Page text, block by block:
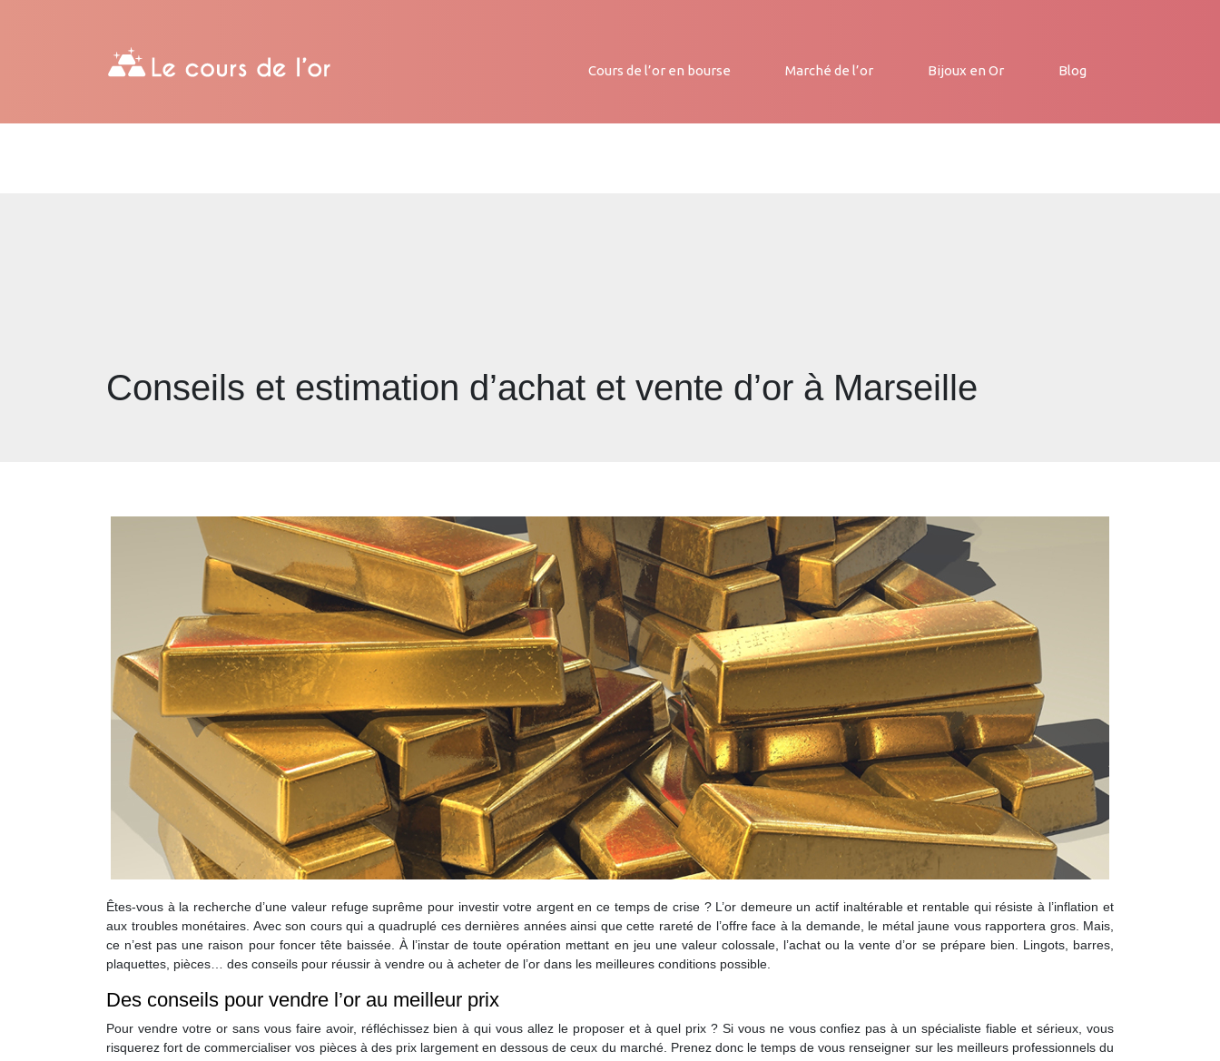
Cours de l’or en bourse Marché de l’or Bijoux en Or Blog
Conseils et estimation d’achat et vente d’or à Marseille
Êtes-vous à la recherche d’une valeur refuge suprême pour investir votre argent en ce temps de crise ? L’or demeure un actif inaltérable et rentable qui résiste à l’inflation et
aux troubles monétaires. Avec son cours qui a quadruplé ces dernières années ainsi que cette rareté de l’offre face à la demande, le métal jaune vous rapportera gros. Mais,
ce n’est pas une raison pour foncer tête baissée. À l’instar de toute opération mettant en jeu une valeur colossale, l’achat ou la vente d’or se prépare bien. Lingots, barres,
plaquettes, pièces… des conseils pour réussir à vendre ou à acheter de l’or dans les meilleures conditions possible.
Des conseils pour vendre l’or au meilleur prix
Pour vendre votre or sans vous faire avoir, réfléchissez bien à qui vous allez le proposer et à quel prix ? Si vous ne vous confiez pas à un spécialiste fiable et sérieux, vous
risquerez fort de commercialiser vos pièces à des prix largement en dessous de ceux du marché. Prenez donc le temps de vous renseigner sur les meilleurs professionnels du